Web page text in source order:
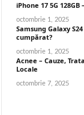
iPhone 17 5G
octombrie 1, 2025
Samsung Galaxy
cumpărat?
octombrie 1, 2025
Acnee – Cauze,
Locale
octombrie 7, 2025